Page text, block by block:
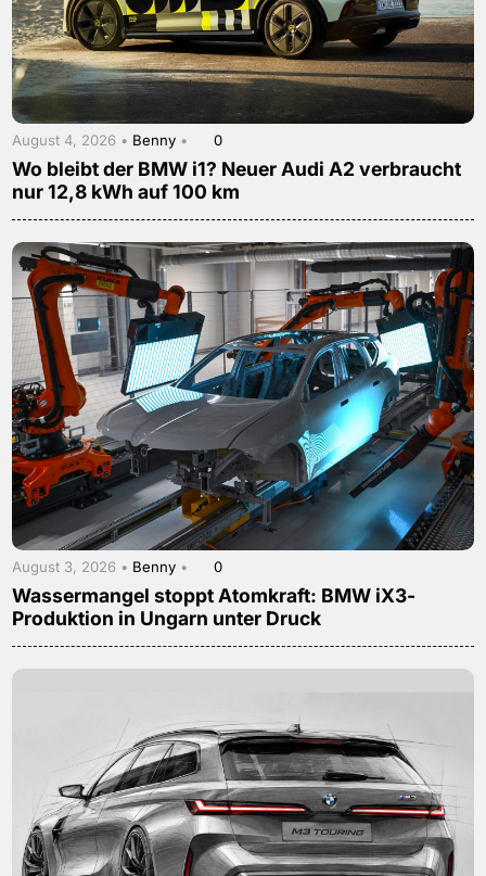
August 4, 2026 • Benny • 0
Wo bleibt der BMW i1? Neuer Audi A2 verbraucht
nur 12,8 kWh auf 100 km
August 3, 2026 • Benny • 0
Wassermangel stoppt Atomkraft: BMW iX3-
Produktion in Ungarn unter Druck